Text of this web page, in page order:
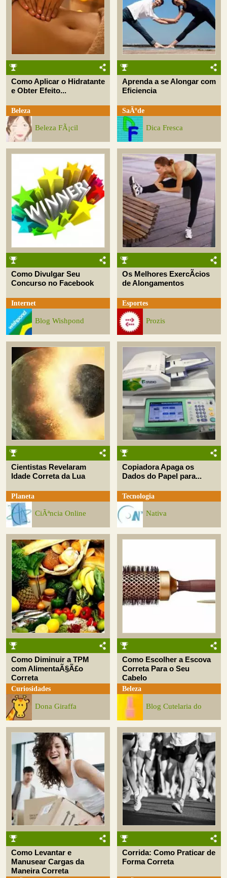
Como Aplicar o Hidratante
e Obter Efeito...
Beleza
Beleza FÃ¡cil
Aprenda a se Alongar com
Eficiencia
SaÃºde
Dica Fresca
Como Divulgar Seu
Concurso no Facebook
Internet
Blog Wishpond
Os Melhores ExercÃ­cios
de Alongamentos
Esportes
Prozis
Cientistas Revelaram
Idade Correta da Lua
Planeta
CiÃªncia Online
Copiadora Apaga os
Dados do Papel para...
Tecnologia
Nativa
Como Diminuir a TPM
com AlimentaÃ§Ã£o
Correta
Curiosidades
Dona Giraffa
Como Escolher a Escova
Correta Para o Seu
Cabelo
Beleza
Blog Cutelaria do
Como Levantar e
Manusear Cargas da
Maneira Correta
Corrida: Como Praticar de
Forma Correta